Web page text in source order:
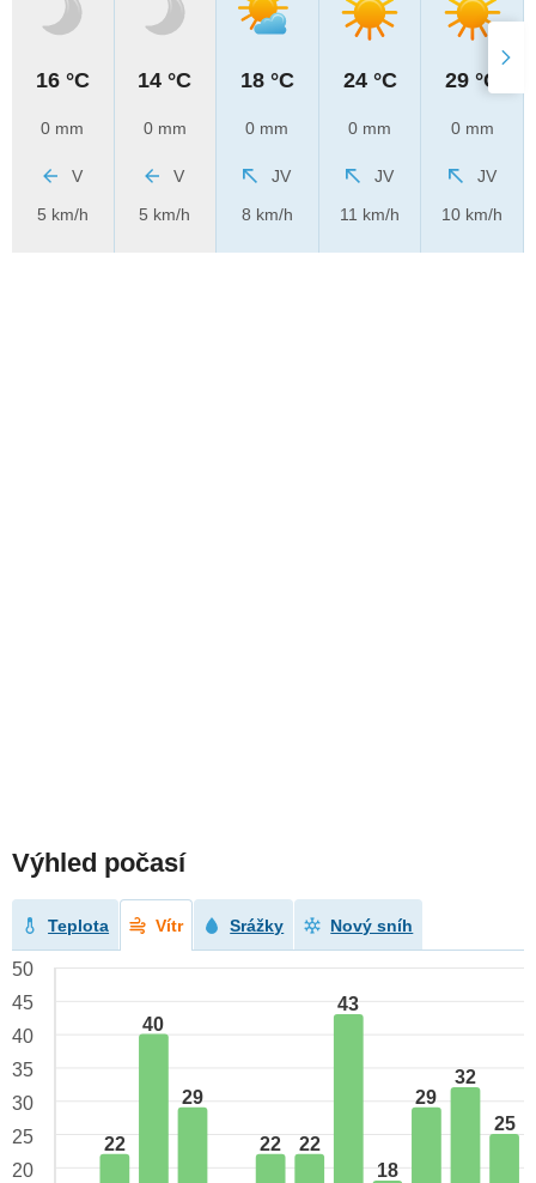
16 °C
0 mm
V
5 km/h
14 °C
0 mm
V
5 km/h
18 °C
0 mm
JV
8 km/h
24 °C
0 mm
JV
11 km/h
29 °C
0 mm
JV
10 km/h
Výhled počasí
Teplota Vítr Srážky Nový sníh
22
40
29
22 22
43
18
29
32
25
50
45
40
35
30
25
20